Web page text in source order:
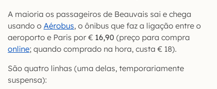
A maioria os passageiros de Beauvais sai e chega
usando o Aérobus, o ônibus que faz a ligação entre o
aeroporto e Paris por € 16,90 (preço para compra
online; quando comprado na hora, custa € 18).
São quatro linhas (uma delas, temporariamente
suspensa):